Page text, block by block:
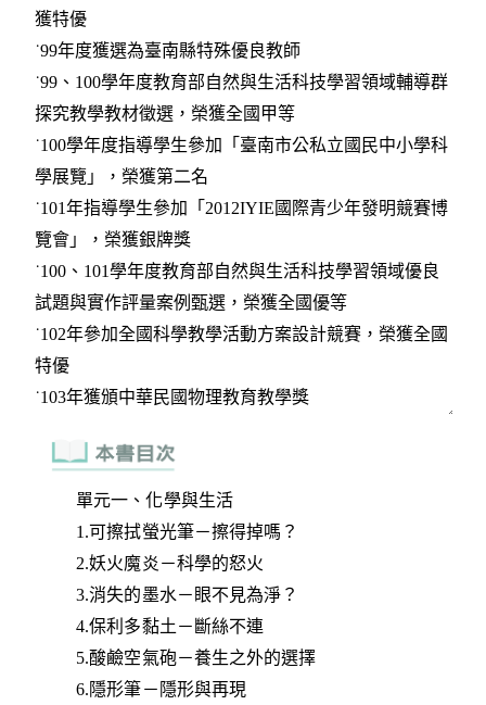
單元一、化學與生活
1.可擦拭螢光筆－擦得掉嗎？
2.妖火魔炎－科學的怒火
3.消失的墨水－眼不見為淨？
4.保利多黏土－斷絲不連
5.酸鹼空氣砲－養生之外的選擇
6.隱形筆－隱形與再現